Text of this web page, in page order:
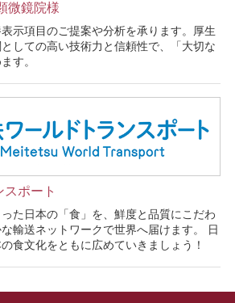
微鏡院様
示項目のご提案や分析を承ります。厚生
しての高い技術力と信頼性で、「大切な
す。
ポート
た日本の「食」を、鮮度と品質にこだわ
輸送ネットワークで世界へ届けます。 日
食文化をともに広めていきましょう！